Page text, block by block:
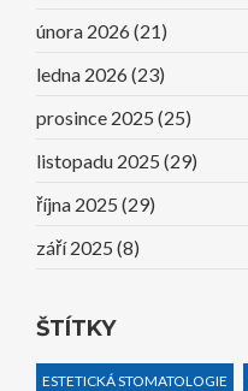
února 2026 (21)
ledna 2026 (23)
prosince 2025 (25)
listopadu 2025 (29)
října 2025 (29)
září 2025 (8)
ŠTÍTKY
ESTETICKÁ STOMATOLOGIE